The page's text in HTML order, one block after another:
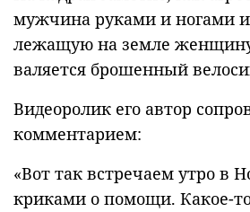
мужчина руками и ногами
лежащую на земле
валяется брошенный
Видеоролик его автор
комментарием:
«Вот так встречаем утро в
криками о помощи. Какое-